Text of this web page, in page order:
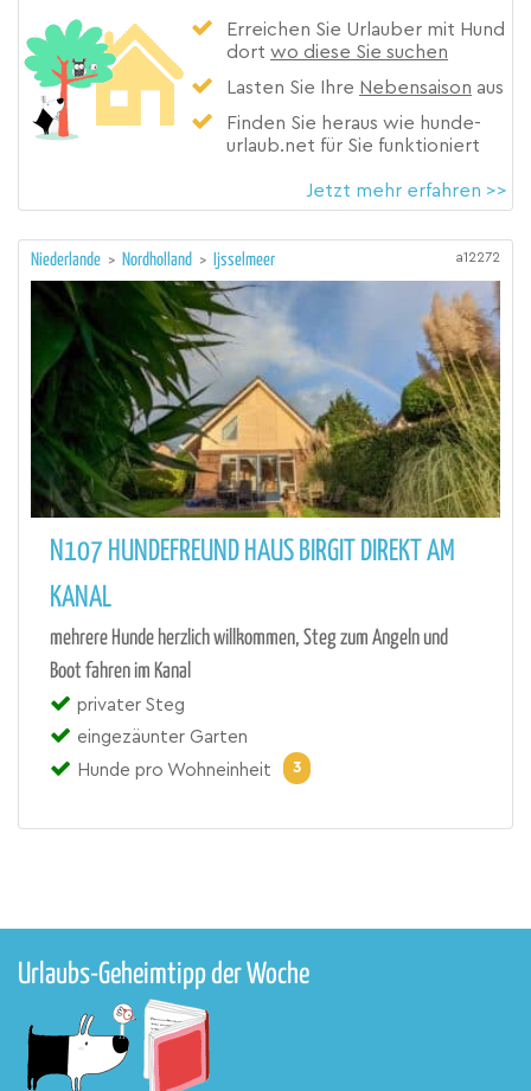
Erreichen Sie Urlauber mit Hund
dort wo diese Sie suchen
Lasten Sie Ihre Nebensaison aus
Finden Sie heraus wie hunde-
urlaub.net für Sie funktioniert
Jetzt mehr erfahren >>
Niederlande > Nordholland > Ijsselmeer a12272
N107 HUNDEFREUND HAUS BIRGIT DIREKT AM
KANAL
mehrere Hunde herzlich willkommen, Steg zum Angeln und
Boot fahren im Kanal
privater Steg
eingezäunter Garten
Hunde pro Wohneinheit
3
Urlaubs-Geheimtipp der Woche